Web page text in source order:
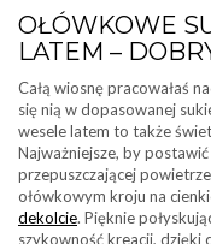
OŁÓWKOWE
LATEM –
Całą wiosnę pracowałaś
się nią w dopasowanej
wesele latem to także
Najważniejsze, by
przepuszczającej
ołówkowym kroju na
dekolcie. Pięknie
szykowność kreacji, dzięki